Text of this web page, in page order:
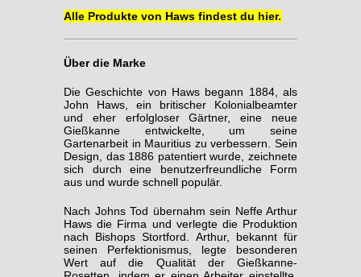
Alle Produkte von Haws findest du hier.
Über die Marke
Die Geschichte von Haws begann 1884, als
John Haws, ein britischer Kolonialbeamter
und eher erfolgloser Gärtner, eine neue
Gießkanne entwickelte, um seine
Gartenarbeit in Mauritius zu verbessern. Sein
Design, das 1886 patentiert wurde, zeichnete
sich durch eine benutzerfreundliche Form
aus und wurde schnell populär.
Nach Johns Tod übernahm sein Neffe Arthur
Haws die Firma und verlegte die Produktion
nach Bishops Stortford. Arthur, bekannt für
seinen Perfektionismus, legte besonderen
Wert auf die Qualität der Gießkanne-